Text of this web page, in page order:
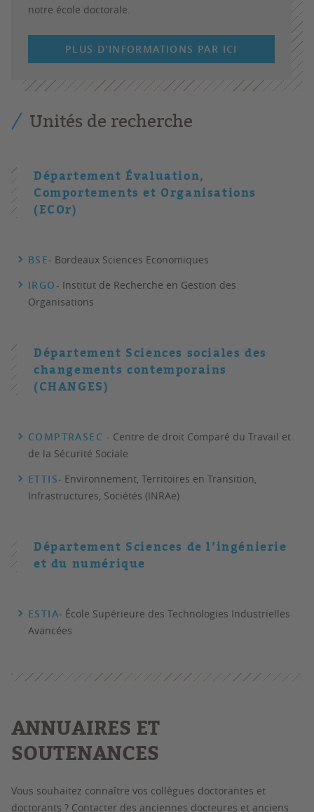
notre école doctorale.
PLUS D'INFORMATIONS PAR ICI
Unités de recherche
Département Évaluation,
Comportements et Organisations
(ECOr)
BSE- Bordeaux Sciences Economiques
IRGO- Institut de Recherche en Gestion des
Organisations
Département Sciences sociales des
changements contemporains
(CHANGES)
COMPTRASEC- Centre de droit Comparé du Travail et
de la Sécurité Sociale
ETTIS- Environnement, Territoires en Transition,
Infrastructures, Sociétés (INRAe)
Département Sciences de l’ingénierie
et du numérique
ESTIA- École Supérieure des Technologies Industrielles
Avancées
ANNUAIRES ET
SOUTENANCES
Vous souhaitez connaître vos collègues doctorantes et
doctorants ? Contacter des anciennes docteures et anciens